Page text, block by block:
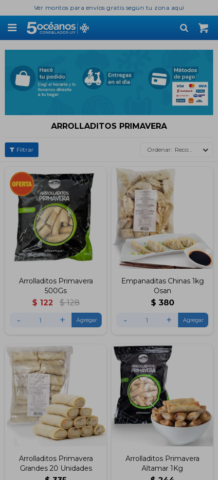
Ver montos para envíos gratis según tu zona aquí

ARROLLADITOS PRIMAVERA
Recomendados
Arrolladitos Primavera
500Gs
$ 122 $ 128
- +
Empanaditas Chinas 1kg
Osan
$ 380
- +
Arrolladitos Primavera
Grandes 20 Unidades
Arrolladitos Primavera
Altamar 1Kg